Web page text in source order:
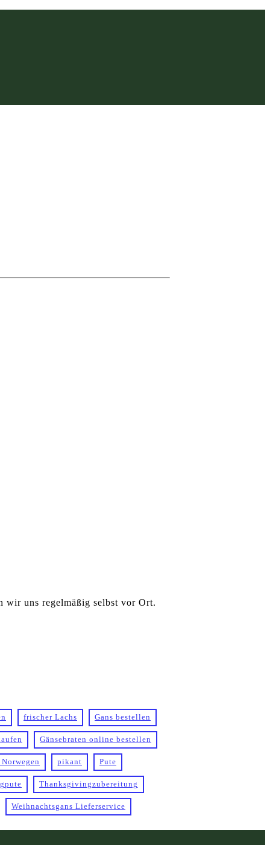
wir uns regelmäßig selbst vor Ort.
frischer Lachs Gans bestellen
Gänsebraten online bestellen
pikant Pute
Thanksgivingzubereitung
Weihnachtsgans Lieferservice